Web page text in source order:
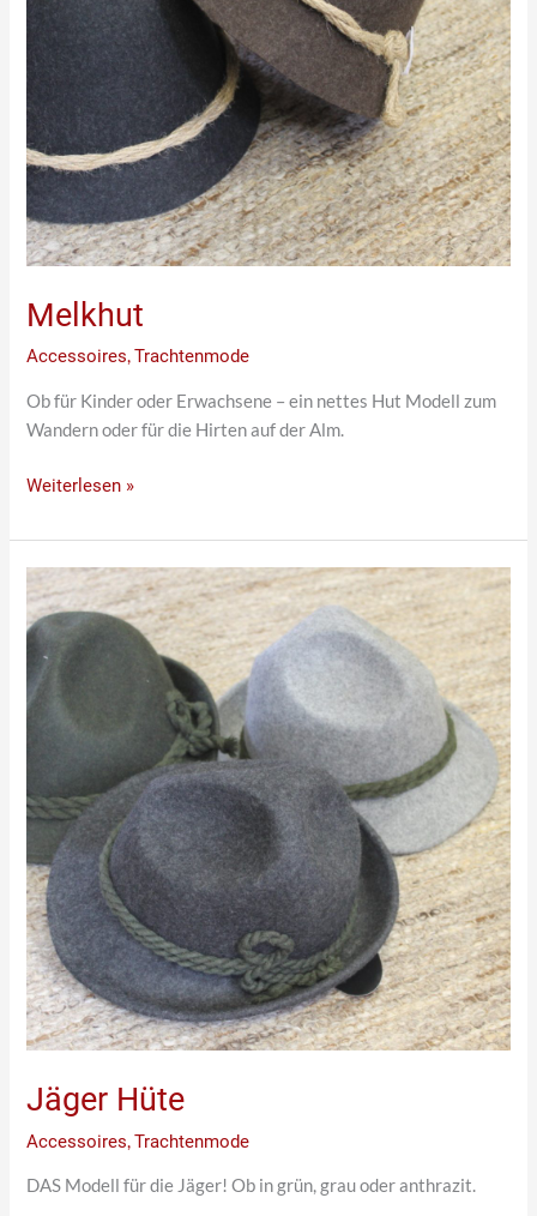
Melkhut
Accessoires,Trachtenmode
Ob für Kinder oder Erwachsene – ein nettes Hut Modell zum
Wandern oder für die Hirten auf der Alm.
Weiterlesen »
Jäger Hüte
Accessoires,Trachtenmode
DAS Modell für die Jäger! Ob in grün, grau oder anthrazit.
Jäger
Hüte